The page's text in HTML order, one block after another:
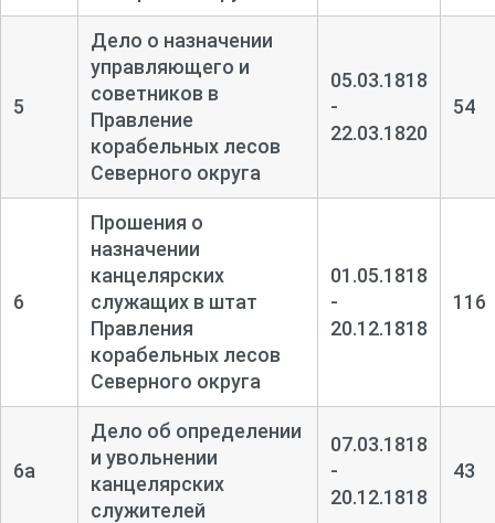
5
Дело о назначении
управляющего и
советников в
Правление
корабельных лесов
Северного округа
05.03.1818
-
22.03.1820
54
6
Прошения о
назначении
канцелярских
служащих в штат
Правления
корабельных лесов
Северного округа
01.05.1818
-
20.12.1818
116
6а
Дело об определении
и увольнении
канцелярских
служителей
07.03.1818
-
20.12.1818
43